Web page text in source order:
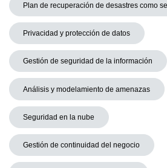
Plan de recuperación de desastres como
Privacidad y protección de datos
Gestión de seguridad de la información
Análisis y modelamiento de amenazas
Seguridad en la nube
Gestión de continuidad del negocio